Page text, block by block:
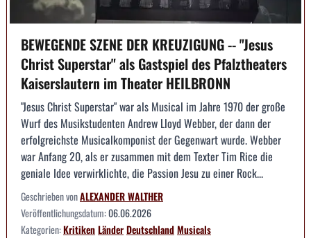
BEWEGENDE SZENE DER KREUZIGUNG -- "Jesus
Christ Superstar" als Gastspiel des Pfalztheaters
Kaiserslautern im Theater HEILBRONN
"Jesus Christ Superstar" war als Musical im Jahre 1970 der große
Wurf des Musikstudenten Andrew Lloyd Webber, der dann der
erfolgreichste Musicalkomponist der Gegenwart wurde. Webber
war Anfang 20, als er zusammen mit dem Texter Tim Rice die
geniale Idee verwirklichte, die Passion Jesu zu einer Rock...
Geschrieben vonALEXANDER WALTHER
Veröffentlichungsdatum:06.06.2026
Kategorien:KritikenLänderDeutschlandMusicals